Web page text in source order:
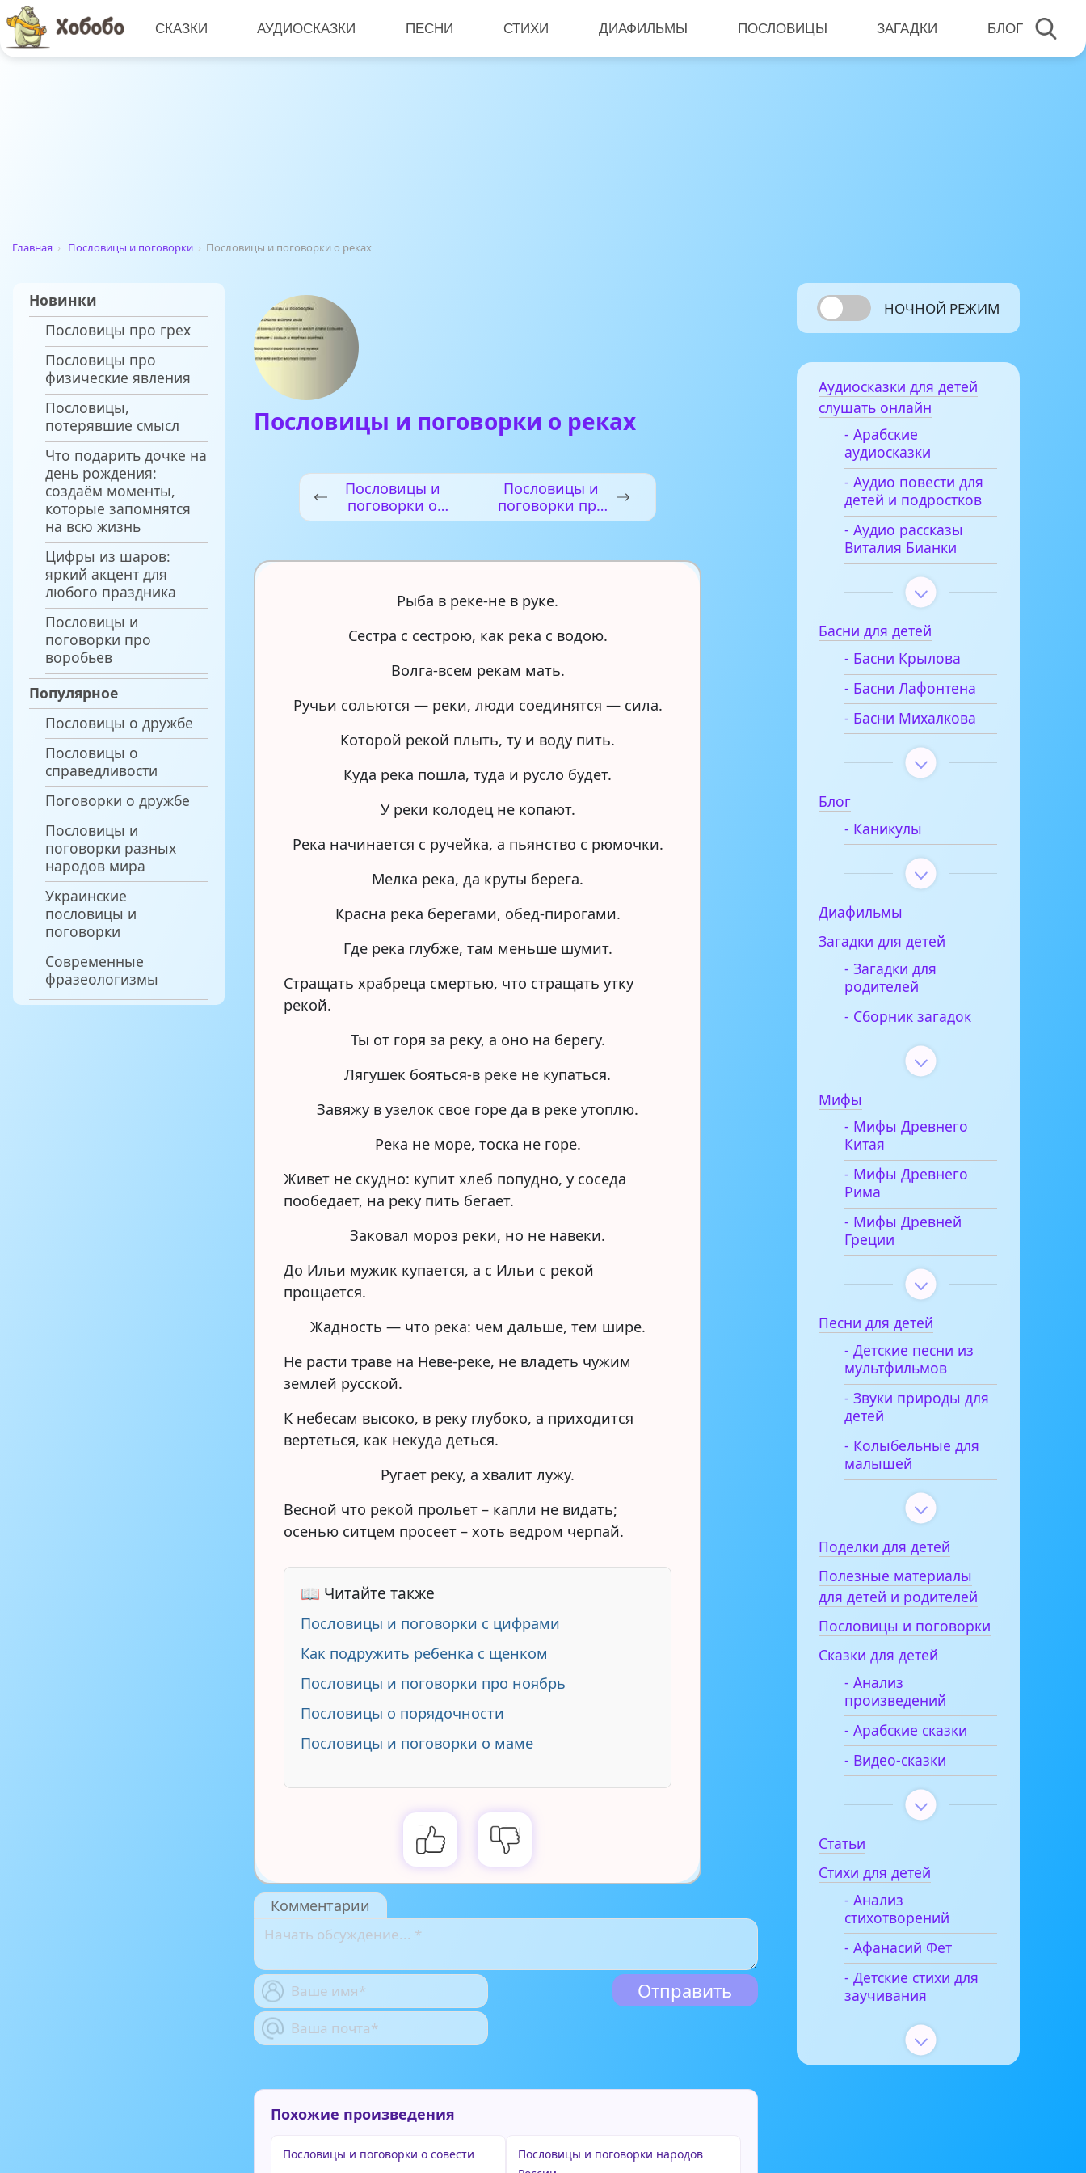
СКАЗКИ АУДИОСКАЗКИ ПЕСНИ СТИХИ ДИАФИЛЬМЫ ПОСЛОВИЦЫ ЗАГАДКИ БЛОГ
Главная › Пословицы и поговорки › Пословицы и поговорки о реках
Новинки
Пословицы про грех
Пословицы про
физические явления
Пословицы,
потерявшие смысл
Что подарить дочке на
день рождения:
создаём моменты,
которые запомнятся
на всю жизнь
Цифры из шаров:
яркий акцент для
любого праздника
Пословицы и
поговорки про
воробьев
Популярное
Пословицы о дружбе
Пословицы о
справедливости
Поговорки о дружбе
Пословицы и
поговорки разных
народов мира
Украинские
пословицы и
поговорки
Современные
фразеологизмы
Пословицы и поговорки о реках
Пословицы и
поговорки о
дисциплине
Пословицы и
поговорки про
осень
Рыба в реке-не в руке.
Сестра с сестрою, как река с водою.
Волга-всем рекам мать.
Ручьи сольются — реки, люди соединятся — сила.
Которой рекой плыть, ту и воду пить.
Куда река пошла, туда и русло будет.
У реки колодец не копают.
Река начинается с ручейка, а пьянство с рюмочки.
Мелка река, да круты берега.
Красна река берегами, обед-пирогами.
Где река глубже, там меньше шумит.
Стращать храбреца смертью, что стращать утку
рекой.
Ты от горя за реку, а оно на берегу.
Лягушек бояться-в реке не купаться.
Завяжу в узелок свое горе да в реке утоплю.
Река не море, тоска не горе.
Живет не скудно: купит хлеб попудно, у соседа
пообедает, на реку пить бегает.
Заковал мороз реки, но не навеки.
До Ильи мужик купается, а с Ильи с рекой
прощается.
Жадность — что река: чем дальше, тем шире.
Не расти траве на Неве-реке, не владеть чужим
землей русской.
К небесам высоко, в реку глубоко, а приходится
вертеться, как некуда деться.
Ругает реку, а хвалит лужу.
Весной что рекой прольет – капли не видать;
осенью ситцем просеет – хоть ведром черпай.
📖 Читайте также
Пословицы и поговорки с цифрами
Как подружить ребенка с щенком
Пословицы и поговорки про ноябрь
Пословицы о порядочности
Пословицы и поговорки о маме
Комментарии
Похожие произведения
Пословицы и поговорки о совести
Пословицы и поговорки народов
НОЧНОЙ РЕЖИМ
Аудиосказки для детей
слушать онлайн
- Арабские
аудиосказки
- Аудио повести для
детей и подростков
- Аудио рассказы
Виталия Бианки
Басни для детей
- Басни Крылова
- Басни Лафонтена
- Басни Михалкова
Блог
- Каникулы
Диафильмы
Загадки для детей
- Загадки для
родителей
- Сборник загадок
Мифы
- Мифы Древнего
Китая
- Мифы Древнего
Рима
- Мифы Древней
Греции
Песни для детей
- Детские песни из
мультфильмов
- Звуки природы для
детей
- Колыбельные для
малышей
Поделки для детей
Полезные материалы
для детей и родителей
Пословицы и поговорки
Сказки для детей
- Анализ
произведений
- Арабские сказки
- Видео-сказки
Статьи
Стихи для детей
- Анализ
стихотворений
- Афанасий Фет
- Детские стихи для
заучивания